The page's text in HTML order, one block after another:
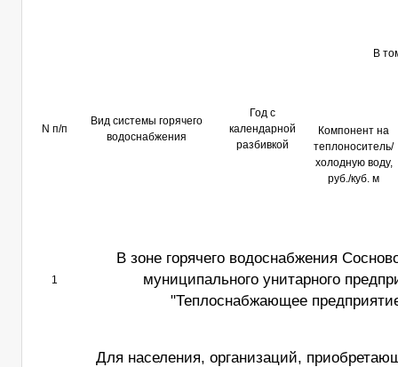
N п/п
Вид системы горячего
водоснабжения
Год с
календарной
разбивкой
В
Компонент на
теплоноситель/
холодную воду,
руб./куб. м
1
В зоне горячего водоснабжения
муниципального унитарного
"Теплоснабжающее
Для населения, организаций,